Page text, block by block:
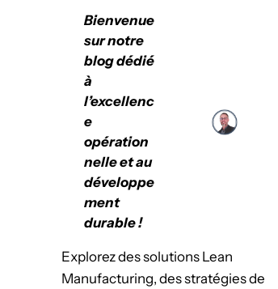
Bienvenue
sur notre
blog dédié
à
l’excellenc
e
opération
nelle et au
développe
ment
durable !
Explorez des solutions Lean
Manufacturing, des stratégies de